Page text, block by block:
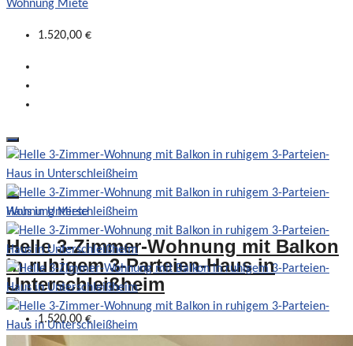
Wohnung Miete
1.520,00 €
Wohnung Miete
Helle 3-Zimmer-Wohnung mit Balkon
in ruhigem 3-Parteien-Haus in
Unterschleißheim
1.520,00 €